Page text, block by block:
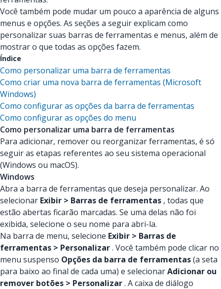
Você também pode mudar um pouco a aparência de alguns
menus e opções. As seções a seguir explicam como
personalizar suas barras de ferramentas e menus, além de
mostrar o que todas as opções fazem.
Índice
Como personalizar uma barra de ferramentas
Como criar uma nova barra de ferramentas (Microsoft
Windows)
Como configurar as opções da barra de ferramentas
Como configurar as opções do menu
Como personalizar uma barra de ferramentas
Para adicionar, remover ou reorganizar ferramentas, é só
seguir as etapas referentes ao seu sistema operacional
(Windows ou macOS).
Windows
Abra a barra de ferramentas que deseja personalizar. Ao
selecionar Exibir > Barras de ferramentas , todas que
estão abertas ficarão marcadas. Se uma delas não foi
exibida, selecione o seu nome para abri-la.
Na barra de menu, selecione Exibir > Barras de
ferramentas > Personalizar. Você também pode clicar no
menu suspenso Opções da barra de ferramentas(a seta
para baixo ao final de cada uma) e selecionarAdicionar ou
remover botões > Personalizar. A caixa de diálogo